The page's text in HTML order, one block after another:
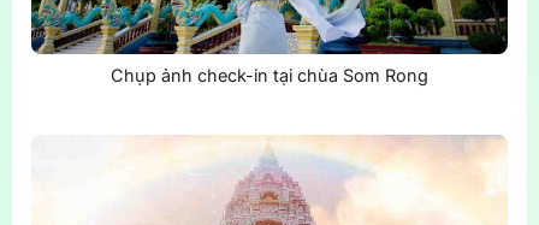
Chụp ảnh check-in tại chùa Som Rong